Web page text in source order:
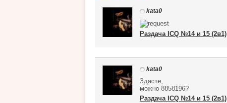
kata0
Раздача ICQ №14 и 15 (2в1)
kata0
Здасте,
можно 8858196?
Раздача ICQ №14 и 15 (2в1)